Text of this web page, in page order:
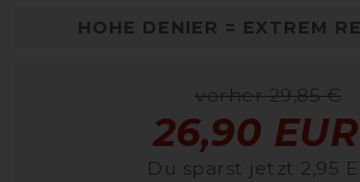
HOHE DENIER = EXTREM
vorher 29,85 €
26,90 EUR
Du sparst jetzt 2,95